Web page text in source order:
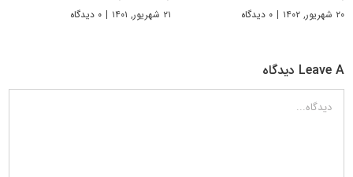
۲۰ شهریور, ۱۴۰۲ | ۰ دیدگاه ۲۱ شهریور, ۱۴۰۱ | ۰ دیدگاه
Leave A دیدگاه
دیدگاه